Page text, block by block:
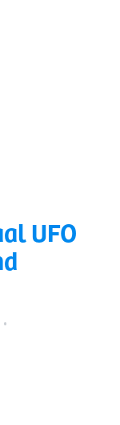
UFO